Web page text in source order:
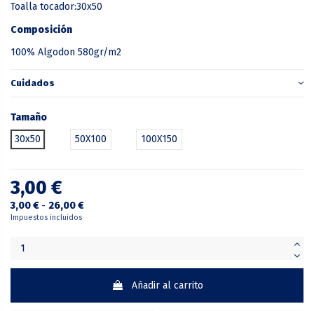
Toalla tocador:30x50
Composición
100% Algodon 580gr/m2
Cuidados
Tamaño
30x50
50X100 100X150
3,00 €
3,00 € - 26,00 €
Impuestos incluidos
Añadir al carrito